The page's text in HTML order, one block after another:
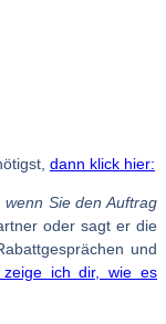
dann klick hier:
Sie den Auftrag
oder sagt er die
und
zeige ich dir, wie es